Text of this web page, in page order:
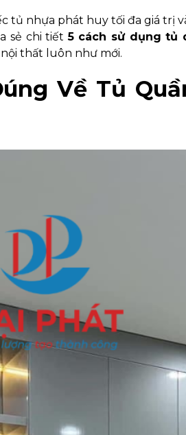
tủ nhựa phát huy tối đa giá trị
sẻ chi tiết5 cách sử dụng tủ
thất luôn như mới.
Về Tủ